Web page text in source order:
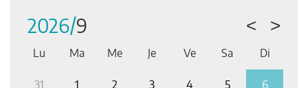
2026/9 < >
Lu Ma Me Je Ve Sa Di
31 1 2 3 4 5 6